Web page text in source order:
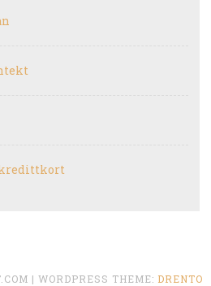
kredittkort
| WORDPRESS THEME: DRENTO